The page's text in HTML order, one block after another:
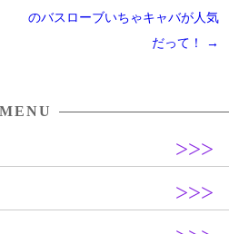
のバスローブいちゃキャバが人気
だって！
→
MENU